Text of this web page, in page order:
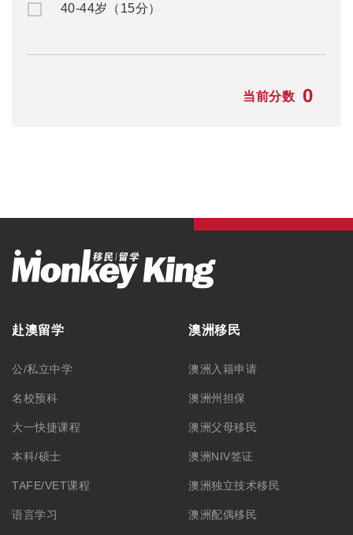
40-44岁（15分）
当前分数 0
赴澳留学
公/私立中学
名校预科
大一快捷课程
本科/硕士
TAFE/VET课程
语言学习
澳洲移民
澳洲入籍申请
澳洲州担保
澳洲父母移民
澳洲NIV签证
澳洲独立技术移民
澳洲配偶移民